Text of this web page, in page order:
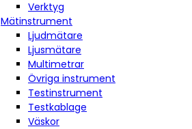
Verktyg
Mätinstrument
Ljudmätare
Ljusmätare
Multimetrar
Övriga instrument
Testinstrument
Testkablage
Väskor